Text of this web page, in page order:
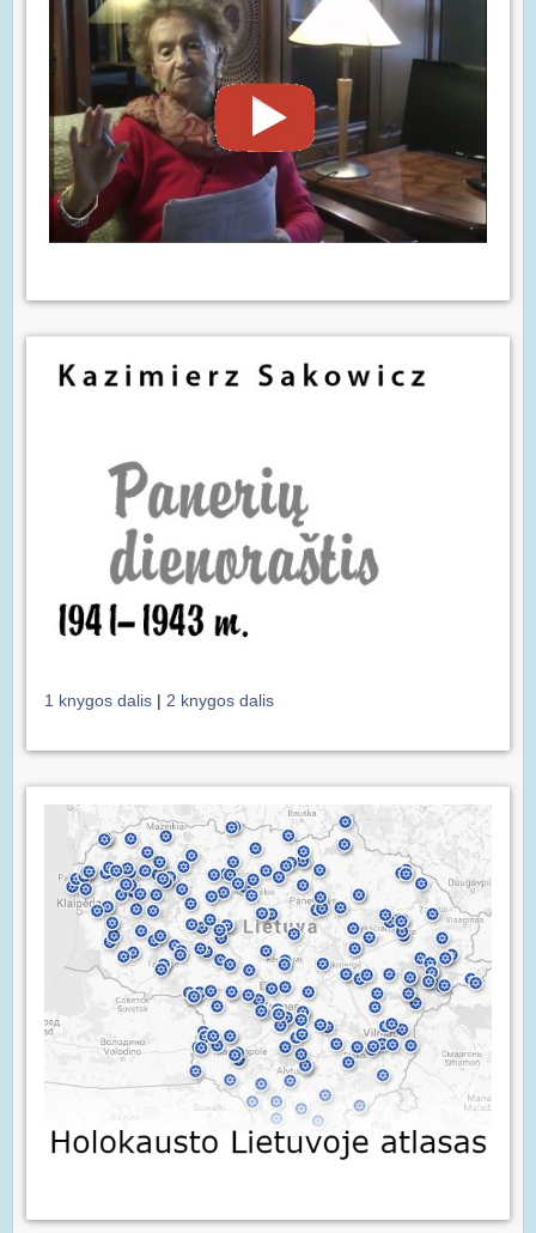
1 knygos dalis | 2 knygos dalis